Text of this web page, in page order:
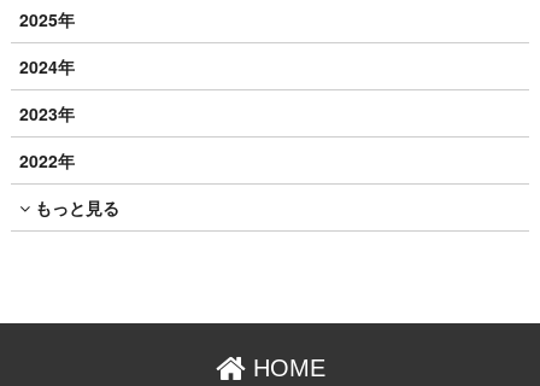
2025年
2024年
2023年
2022年
もっと見る
HOME